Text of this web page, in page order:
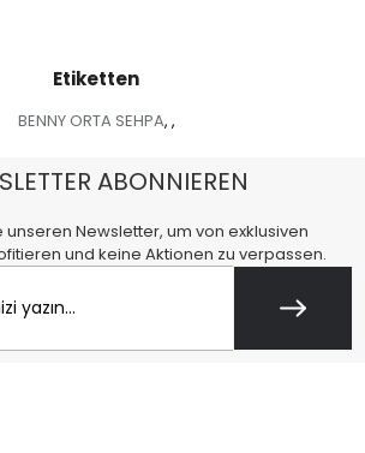
Etiketten
BENNY ORTA SEHPA, ,
ABONNIEREN
unseren Newsletter, um von exklusiven
und keine Aktionen zu verpassen.